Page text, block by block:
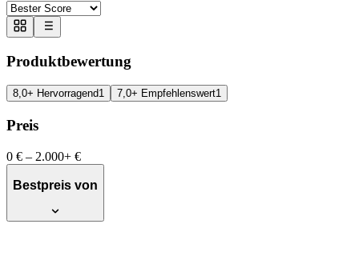
Produktbewertung
8,0+ Hervorragend1 7,0+ Empfehlenswert1
Preis
0 € – 2.000+ €
Bestpreis von